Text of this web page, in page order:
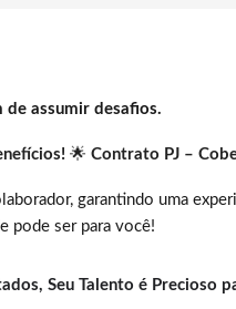
de assumir desafios.
🌟 Contrato PJ –
garantindo uma
pode ser para você!
Seu Talento é Precioso